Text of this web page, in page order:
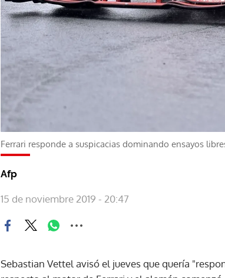
Ferrari responde a suspicacias dominando ensayos
Afp
15 de noviembre 2019 - 20:47
Sebastian Vettel avisó el jueves que quería